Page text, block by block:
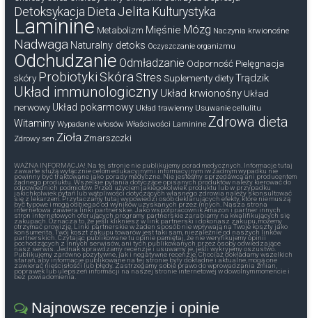
Detoksykacja Dieta Jelita Kulturystyka
Laminine Metabolizm Mięśnie Mózg Naczynia krwionośne
Nadwaga Naturalny detoks Oczyszczanie organizmu
Odchudzanie Odmładzanie Odporność Pielęgnacja
skóry Probiotyki Skóra Stres Suplementy diety Trądzik
Układ immunologiczny Układ krwionośny Układ
nerwowy Układ pokarmowy Układ trawienny Usuwanie cellulitu
Witaminy Wypadanie włosów Właściwości Laminine Zdrowa dieta
Zdrowy sen Zioła Zmarszczki
WAŻNA INFORMACJA! Na tej stronie nie publikujemy porad medycznych. Informacje tutaj
zawarte służą wyłącznie celom edukacyjnym i informacyjnym iw żadnym wypadku nie
powinny być traktowane jako porady medyczne. Nie jesteśmy sprzedawcą ani producentem
żadnego produktu. Wszelkie pytania dotyczące opisanych produktów należy kierować do
odpowiednich podmiotów. Przed użyciem jakiegokolwiek produktu lub w przypadku
jakichkolwiek pytań lub wątpliwości dotyczących własnego zdrowia należy skonsultować
się z lekarzem. Przytaczamy tutaj wypowiedzi osób deklarujących efekty, które nie muszą
być typowe i mogą odbiegać od wyników uzyskanych przez innych. Nasza strona
internetowa zawiera linki partnerskie. Jako współpracownik Amazon i partner innych
stron internetowych oferujących programy partnerskie zarabiamy na kwalifikujących się
zakupach. Oznacza to, że jeśli klikniesz w link partnerski i dokonasz zakupu, możemy
otrzymać prowizję. Linki partnerskie w żaden sposób nie wpływają na Twoje koszty jako
konsumenta. Twój koszt zakupu towarów jest taki sam, niezależnie od naszych linków
partnerskich. Czytając publikowane tu opinie pamiętaj, że nie weryfikujemy opinii
pochodzących z innych serwisów, ani tych publikowanych przez osoby odwiedzające
nasz serwis. Jednak sprawdzamy recenzje i usuwamy je, jeśli wykryjemy oszustwo.
Publikujemy zarówno pozytywne, jak i negatywne recenzje. Chociaż dokładamy wszelkich
starań, aby informacje publikowane na tej stronie były dokładne i aktualne, mogą one
zawierać nieścisłości lub błędy. Zastrzegamy sobie prawo do wprowadzania zmian,
poprawek lub ulepszeń informacji na naszej stronie internetowej w dowolnym momencie i
bez powiadomienia.
Najnowsze recenzje i opinie